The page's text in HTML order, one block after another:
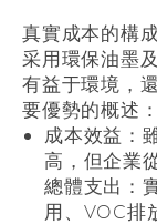
真實成本的構
采用環保油墨
有益于環境，
要優勢的概述：
成本效益：
高，但企業
總體支出：
用、 VOC排